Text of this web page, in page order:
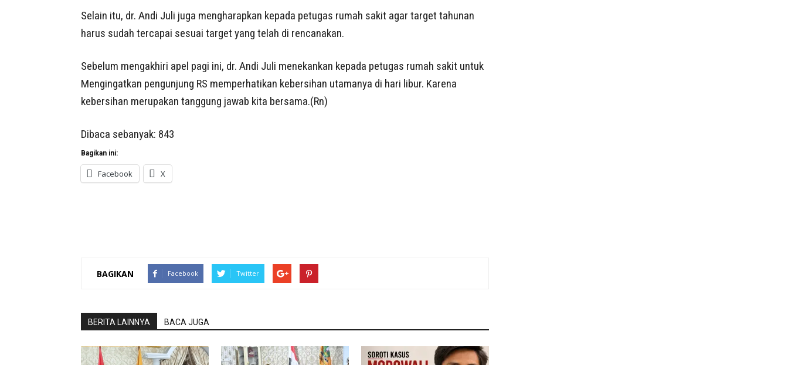
Selain itu, dr. Andi Juli juga mengharapkan kepada petugas rumah sakit agar target tahunan
harus sudah tercapai sesuai target yang telah di rencanakan.
Sebelum mengakhiri apel pagi ini, dr. Andi Juli menekankan kepada petugas rumah sakit untuk
Mengingatkan pengunjung RS memperhatikan kebersihan utamanya di hari libur. Karena
kebersihan merupakan tanggung jawab kita bersama.(Rn)
Dibaca sebanyak: 843
Bagikan ini:
Facebook X
BAGIKAN Facebook Twitter
BERITA LAINNYA BACA JUGA